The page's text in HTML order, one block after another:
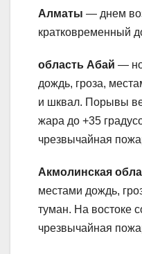
Алматы — днем
кратковременный
область Абай —
дождь, гроза,
и шквал. Порывы
жара до +35
чрезвычайная
Акмолинская
местами дождь,
туман. На востоке
чрезвычайная